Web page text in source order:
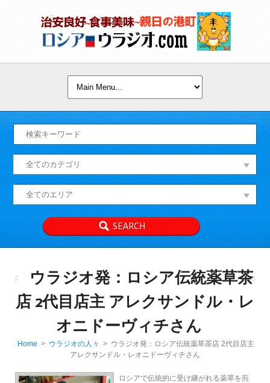
ウラジオ発：ロシア伝統薬草茶
店 2代目店主 アレクサンドル・レ
オニドーヴィチさん
Home > ウラジオの人々 > ウラジオ発：ロシア伝統薬草茶店 2代目店主
アレクサンドル・レオニドーヴィチさん
ロシアで伝統的に受け継がれる薬草を煎